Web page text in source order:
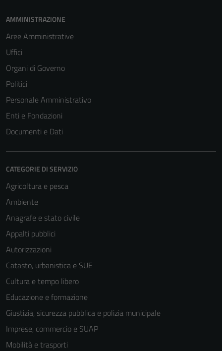
AMMINISTRAZIONE
Aree Amministrative
Uffici
Organi di Governo
Politici
Personale Amministrativo
Enti e Fondazioni
Documenti e Dati
CATEGORIE DI SERVIZIO
Agricoltura e pesca
Ambiente
Anagrafe e stato civile
Appalti pubblici
Autorizzazioni
Catasto, urbanistica e SUE
Cultura e tempo libero
Educazione e formazione
Giustizia, sicurezza pubblica e polizia municipale
Imprese, commercio e SUAP
Mobilità e trasporti
funzionamento